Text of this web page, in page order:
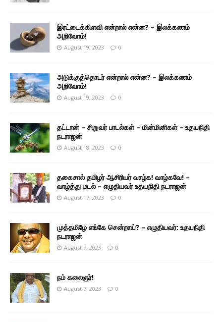
இரட்டைக்கிளவி என்றால் என்ன? – இலக்கணம்
அறிவோம்!
August 19, 2023 0
அடுக்குத்தொடர் என்றால் என்ன? – இலக்கணம்
அறிவோம்!
August 19, 2023 0
தட்டான் – சிறுவர் பாடல்கள் – மின்மினிகள் – உதயநிதி
நடராஜன்
August 18, 2023 0
தகைசால் தமிழர் ஆசிரியர் வாழ்க! வாழ்கவே! –
வாழ்த்து மடல் – எழுதியவர் உதயநிதி நடராஜன்
August 17, 2023 0
முத்தமிழே எங்கே சென்றாய்? – எழுதியவர்: உதயநிதி
நடராஜன்
August 7, 2023 0
நம் கலைஞர்!
August 7, 2023 0